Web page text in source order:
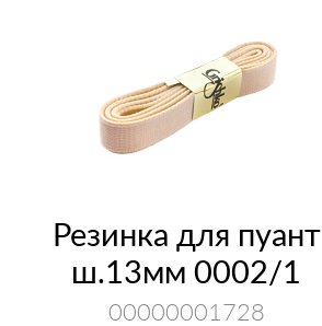
Резинка для пуант
ш.13мм 0002/1
00000001728